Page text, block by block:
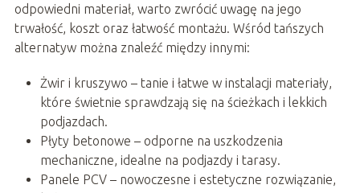
odpowiedni materiał, warto zwrócić uwagę na jego
trwałość, koszt oraz łatwość montażu. Wśród tańszych
alternatyw można znaleźć między innymi:
Żwir i kruszywo – tanie i łatwe w instalacji materiały,
które świetnie sprawdzają się na ścieżkach i lekkich
podjazdach.
Płyty betonowe – odporne na uszkodzenia
mechaniczne, idealne na podjazdy i tarasy.
Panele PCV – nowoczesne i estetyczne rozwiązanie,